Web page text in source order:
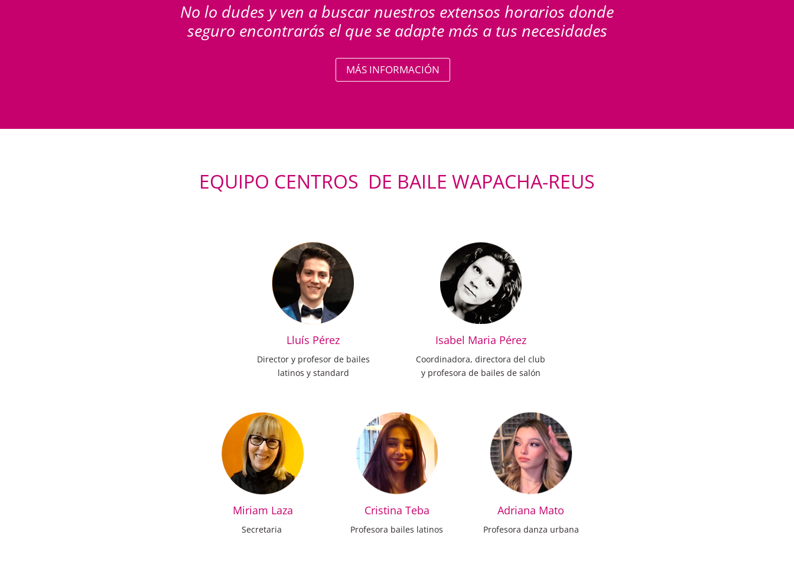
No lo dudes y ven a buscar nuestros extensos horarios donde
seguro encontrarás el que se adapte más a tus necesidades
MÁS INFORMACIÓN
EQUIPO CENTROS DE BAILE WAPACHA-REUS
Lluís Pérez
Director y profesor de bailes
latinos y standard
Isabel Maria Pérez
Coordinadora, directora del club
y profesora de bailes de salón
Miriam Laza
Secretaria
Cristina Teba
Profesora bailes latinos
Adriana Mato
Profesora danza urbana